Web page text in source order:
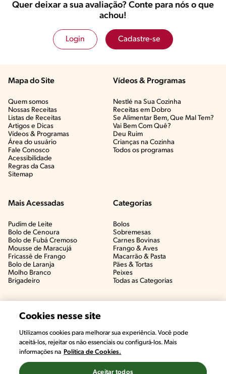
Quer deixar a sua avaliação? Conte para nós o que
achou!
Login Cadastre-se
#CHAMANUTRI
CONVERSE COM UMA NUTRICIONISTA E
TIRE AS SUAS DÚVIDAS
Mapa do Site
Quem somos
Nossas Receitas
Listas de Receitas​
Artigos e Dicas​
Vídeos & Programas​
Área do usuário
Fale Conosco
Acessibilidade
Regras da Casa
Sitemap
Vídeos & Programas​
Nestlé na Sua Cozinha
Receitas em Dobro
Se Alimentar Bem, Que Mal Tem?​
Vai Bem Com Quê?​
Deu Ruim​
Crianças na Cozinha​
Todos os programas
Mais Acessadas
Pudim de Leite
Bolo de Cenoura
Bolo de Fubá Cremoso
Mousse de Maracujá
Fricassê de Frango
Bolo de Laranja
Molho Branco
Brigadeiro
Categorias
Bolos
Sobremesas
Carnes Bovinas​
Frango & Aves​
Macarrão & Pasta​
Pães & Tortas​
Peixes
Todas as Categorias
Cookies nesse site
Utilizamos cookies para melhorar sua experiência. Você pode
aceitá-los, rejeitar os não essenciais ou configurá-los. Mais
informações na Política de Cookies.
Aceitar todos